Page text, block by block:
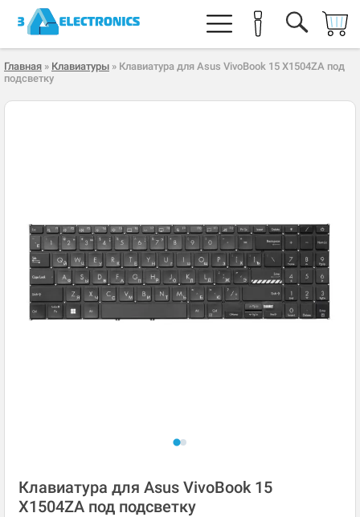
Главная » Клавиатуры » Клавиатура для Asus VivoBook 15 X1504ZA под
подсветку
Клавиатура для Asus VivoBook 15
X1504ZA под подсветку